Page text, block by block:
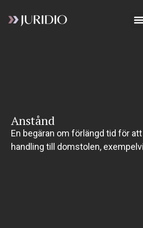
Anstånd
En begäran om förlängd tid för
handling till domstolen,